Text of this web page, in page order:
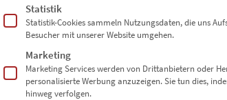
Statistik
Statistik-Cookies sammeln Nutzungsdaten, die uns
Besucher mit unserer Website umgehen.
Marketing
Marketing Services werden von Drittanbietern oder
personalisierte Werbung anzuzeigen. Sie tun dies,
hinweg verfolgen.